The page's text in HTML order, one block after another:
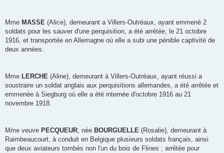
Mme MASSE (Alice), demeurant a Villers-Outréaux, ayant emmené 2
soldats pour les sauver d'une perquisition, a été arrétée, le 21 octobre
1916, et transportée en Allemagne où elle a subi une pénible captivité de
deux années.
Mme LERCHE (Aline), demeurant à Villers-Outréaux, ayant réussi a
soustraire un soldat anglais aux perquisitions allemandes, a été arrêtée et
emmenée à Siegburg où elle a été internée d'octobre 1916 au 21
novembre 1918.
Mme veuve PECQUEUR, née BOURGUELLE (Rosalie), demeurant à
Raimbeaucourt, à conduit en Belgique plusieurs soldats français, ainsi
que deux aviateurs tombés non l'un du bois de Flines ; arrêtée pour